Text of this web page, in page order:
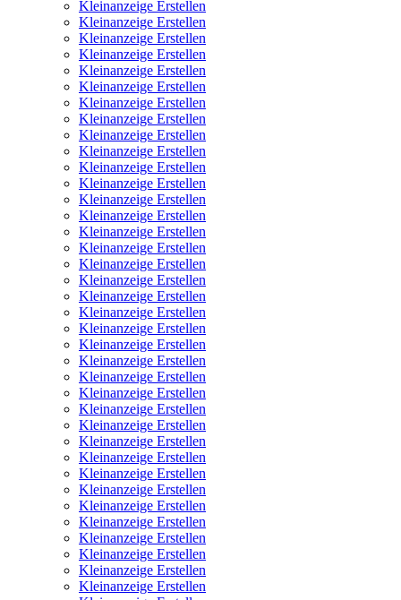
Kleinanzeige Erstellen
Kleinanzeige Erstellen
Kleinanzeige Erstellen
Kleinanzeige Erstellen
Kleinanzeige Erstellen
Kleinanzeige Erstellen
Kleinanzeige Erstellen
Kleinanzeige Erstellen
Kleinanzeige Erstellen
Kleinanzeige Erstellen
Kleinanzeige Erstellen
Kleinanzeige Erstellen
Kleinanzeige Erstellen
Kleinanzeige Erstellen
Kleinanzeige Erstellen
Kleinanzeige Erstellen
Kleinanzeige Erstellen
Kleinanzeige Erstellen
Kleinanzeige Erstellen
Kleinanzeige Erstellen
Kleinanzeige Erstellen
Kleinanzeige Erstellen
Kleinanzeige Erstellen
Kleinanzeige Erstellen
Kleinanzeige Erstellen
Kleinanzeige Erstellen
Kleinanzeige Erstellen
Kleinanzeige Erstellen
Kleinanzeige Erstellen
Kleinanzeige Erstellen
Kleinanzeige Erstellen
Kleinanzeige Erstellen
Kleinanzeige Erstellen
Kleinanzeige Erstellen
Kleinanzeige Erstellen
Kleinanzeige Erstellen
Kleinanzeige Erstellen